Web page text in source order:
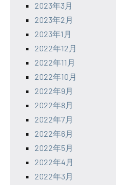
2023年3月
2023年2月
2023年1月
2022年12月
2022年11月
2022年10月
2022年9月
2022年8月
2022年7月
2022年6月
2022年5月
2022年4月
2022年3月